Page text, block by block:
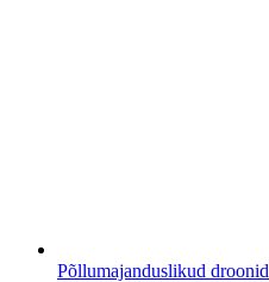
Põllumajanduslikud droonid